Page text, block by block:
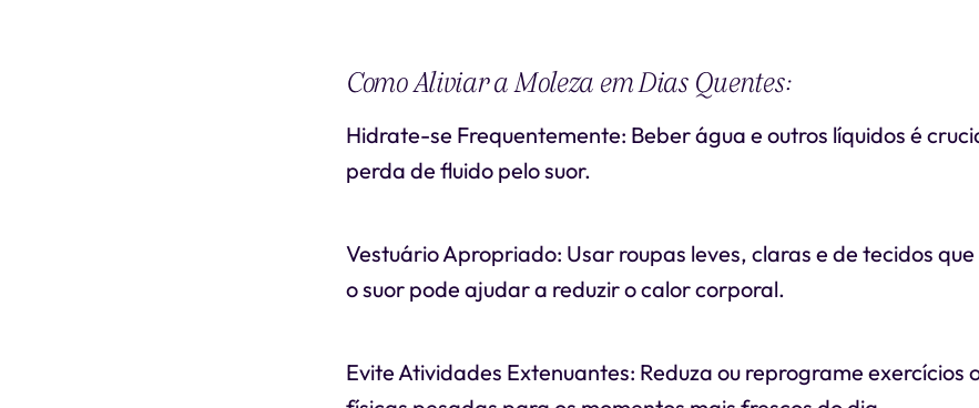
Como Aliviar a Moleza em Dias Quentes:
Hidrate-se Frequentemente: Beber água e outros líquidos é
perda de fluido pelo suor.
Vestuário Apropriado: Usar roupas leves, claras e de tecidos
o suor pode ajudar a reduzir o calor corporal.
Evite Atividades Extenuantes: Reduza ou reprograme exercícios